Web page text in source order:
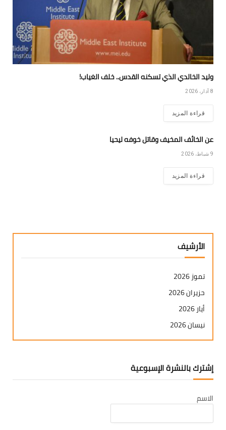
وليد الخالدي الذي تسكنه القدس.. خلف الغياب!
8 آذار، 2026
قراءة المزيد
عن الخائف المخيف وقاتل خوفه ليحيا
9 شباط، 2026
قراءة المزيد
الأرشيف
تموز 2026
حزيران 2026
أيار 2026
نيسان 2026
آذار 2026
كانون ثاني 2026
تشرين ثاني 2025
تشرين أول 2025
إشترك بالنشرة الإسبوعية
الاسم